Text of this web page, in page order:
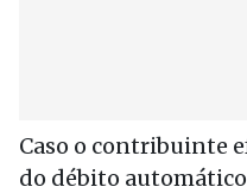
Caso o contribuinte
do débito